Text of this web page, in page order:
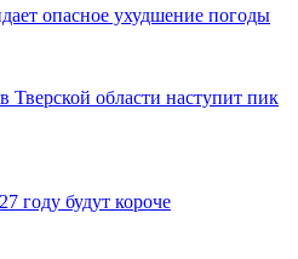
опасное ухудшение погоды
Тверской области наступит пик
году будут короче